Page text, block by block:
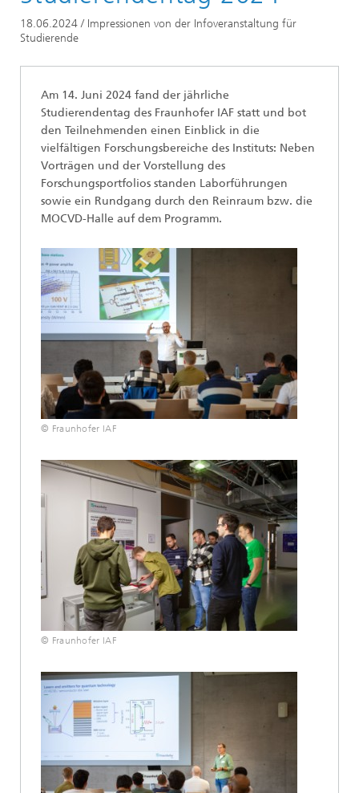
18.06.2024 / Impressionen von der Infoveranstaltung für
Studierende
Am 14. Juni 2024 fand der jährliche
Studierendentag des Fraunhofer IAF statt und bot
den Teilnehmenden einen Einblick in die
vielfältigen Forschungsbereiche des Instituts: Neben
Vorträgen und der Vorstellung des
Forschungsportfolios standen Laborführungen
sowie ein Rundgang durch den Reinraum bzw. die
MOCVD-Halle auf dem Programm.
© Fraunhofer IAF
© Fraunhofer IAF